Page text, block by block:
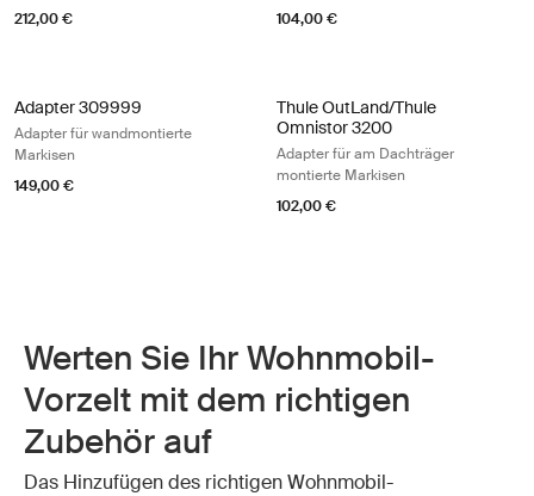
212,00 €
104,00 €
Adapter 309999
Adapter für wandmontierte
Markisen
149,00 €
Thule OutLand/Thule
Omnistor 3200
Adapter für am Dachträger
montierte Markisen
102,00 €
Werten Sie Ihr Wohnmobil-
Vorzelt mit dem richtigen
Zubehör auf
Das Hinzufügen des richtigen Wohnmobil-